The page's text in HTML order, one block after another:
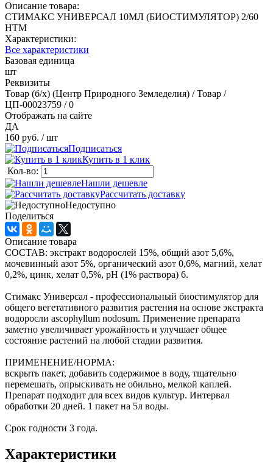
Описание товара:
СТИМАКС УНИВЕРСАЛ 10МЛ (БИОСТИМУЛЯТОР) 2/60
НТМ
Характеристики:
Все характеристики
Базовая единица
шт
Реквизиты
Товар (б/х) (Центр Природного Земледелия) / Товар /
ЦП-00023759 / 0
Отображать на сайте
ДА
160 руб. / шт
Подписаться
Купить в 1 клик
Кол-во:
Нашли дешевле
Рассчитать доставку
Недоступно
Поделиться
Описание товара
СОСТАВ: экстракт водорослей 15%, общий азот 5,6%,
мочевинный азот 5%, органический азот 0,6%, магний, хелат
0,2%, цинк, хелат 0,5%, pH (1% раствора) 6.
Стимакс Универсал - профессиональный биостимулятор для
общего вегетативного развития растения на основе экстракта
водоросли ascophyllum nodosum. Применение препарата
заметно увеличивает урожайность и улучшает общее
состояние растений на любой стадии развития.
ПРИМЕНЕНИЕ/НОРМА:
вскрыть пакет, добавить содержимое в воду, тщательно
перемешать, опрыскивать не обильно, мелкой каплей.
Препарат подходит для всех видов культур. Интервал
обработки 20 дней. 1 пакет на 5л воды.
Срок годности 3 года.
Характеристики